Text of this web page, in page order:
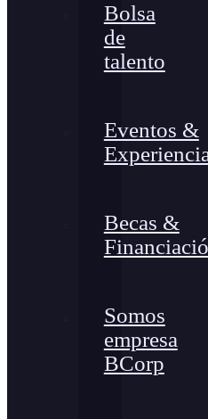
Bolsa
de
talento
Eventos &
Becas &
Somos
empresa
BCorp